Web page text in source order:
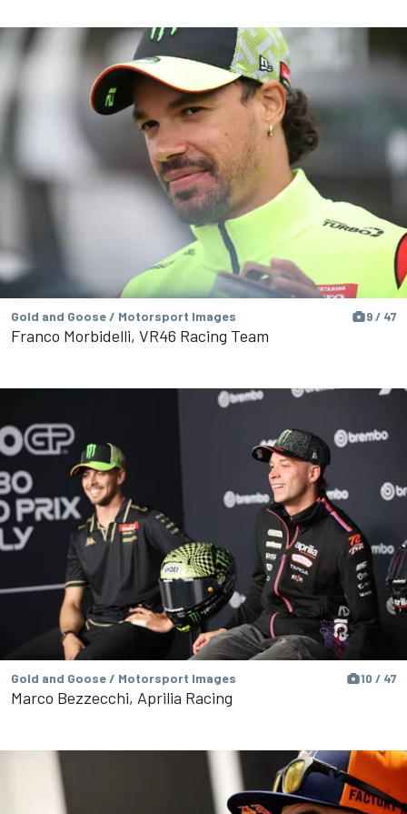
Gold and Goose / Motorsport Images 9 / 47
Franco Morbidelli, VR46 Racing Team
Gold and Goose / Motorsport Images 10 / 47
Marco Bezzecchi, Aprilia Racing